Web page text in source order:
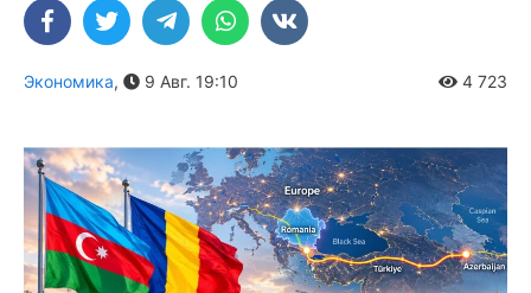
Экономика, 9 Авг. 19:10 4 723